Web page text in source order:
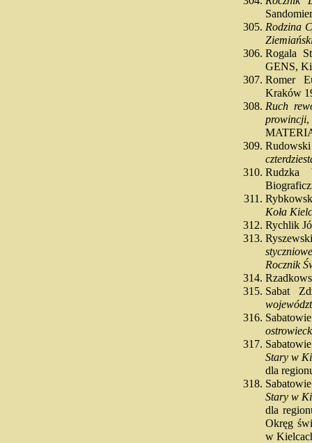
Rodzina
Rogala
GENS,
Romer
Kraków
Ruch
prowincji
Rudzka
Koła
Rychlik
Rocznik
Sabat
Stary w
dla
Stary w
dla
Okręg
w